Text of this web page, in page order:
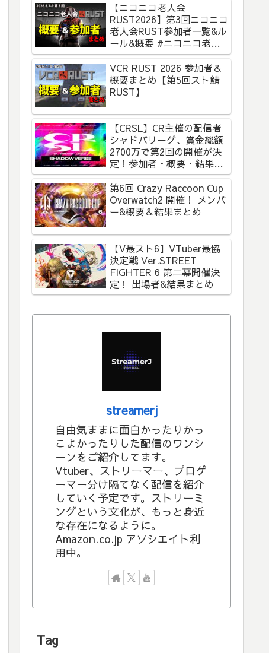
【ニコニコ老人会
RUST2026】第3回ニコニコ
老人会RUST参加者一覧&ル
ール&概要 #ニコニコ老人
会RUST
VCR RUST 2026 参加者＆
概要まとめ【第5回スト鯖
RUST】
【CRSL】CR主催の配信者
シャドバリーグ、賞金総額
2700万で第2回の開催が決
定！参加者・概要・結果ま
とめ【CR Streamer
League Shadowverse】
第6回 Crazy Raccoon Cup
Overwatch2 開催！ メンバ
ー&概要＆結果まとめ
【V最スト6】VTuber最協
決定戦 Ver.STREET
FIGHTER 6 第二幕開催決
定！ 出場者&結果まとめ
streamerj
自由気ままに面白かったりかっ
こよかったりした配信のワンシ
ーンをご紹介してます。
Vtuber、ストリーマー、プロゲ
ーマー分け隔てなく配信を紹介
していく予定です。ストリーミ
ングという文化が、もっと身近
な存在になるように。
Amazon.co.jp アソシエイト利
用中。
Tag